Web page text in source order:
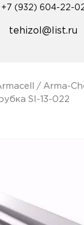
+7 (932) 604-22-
tehizol@list.ru
/ Arma-
SI-13-022